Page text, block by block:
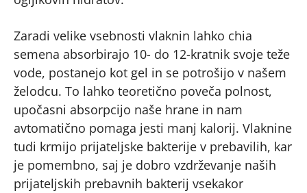
Zaradi velike vsebnosti vlaknin lahko chia
semena absorbirajo 10- do 12-kratnik svoje teže
vode, postanejo kot gel in se potrošijo v našem
želodcu. To lahko teoretično poveča polnost,
upočasni absorpcijo naše hrane in nam
avtomatično pomaga jesti manj kalorij. Vlaknine
tudi krmijo prijateljske bakterije v prebavilih, kar
je pomembno, saj je dobro vzdrževanje naših
prijateljskih prebavnih bakterij vsekakor